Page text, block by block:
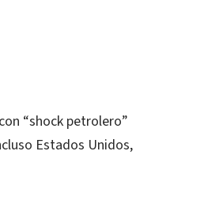
“shock petrolero”
Estados Unidos,